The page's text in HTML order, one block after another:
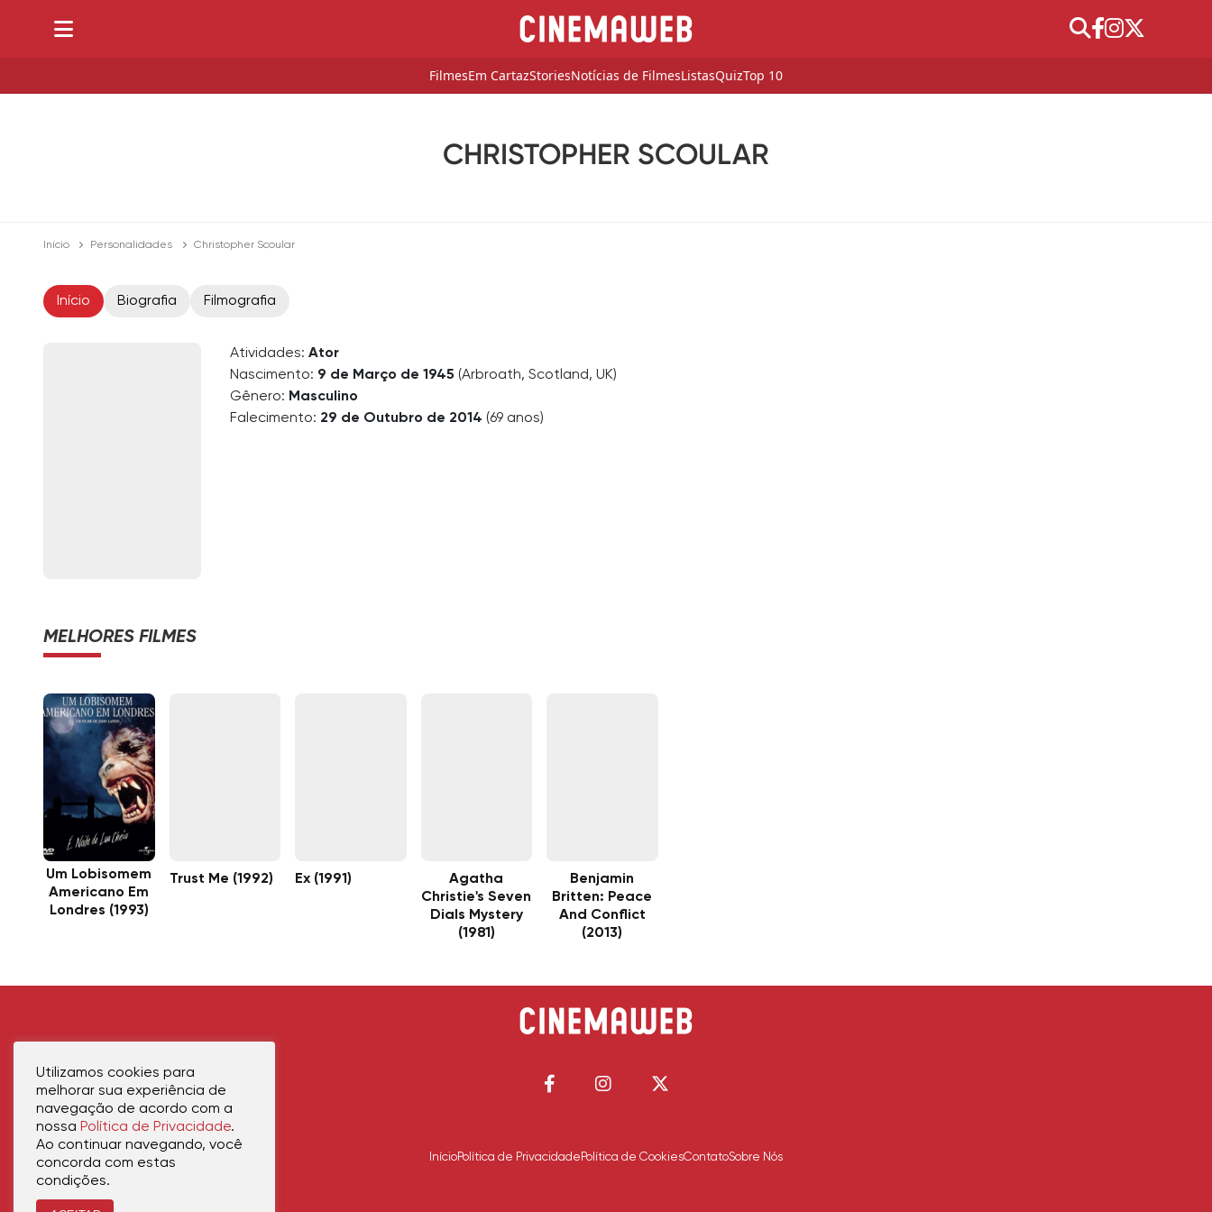
FilmesEm CartazStoriesNotícias de FilmesListasQuizTop 10
CHRISTOPHER SCOULAR
Início Personalidades Christopher Scoular
Início Biografia Filmografia
Atividades: Ator
Nascimento: 9 de Março de 1945 (Arbroath, Scotland, UK)
Gênero: Masculino
Falecimento: 29 de Outubro de 2014 (69 anos)
MELHORES FILMES
Um Lobisomem
Americano Em
Londres (1993)
Trust Me (1992) Ex (1991)
Agatha
Christie's Seven
Dials Mystery
(1981)
Benjamin
Britten: Peace
And Conflict
(2013)
InícioPolítica de Privacidade Política de CookiesContatoSobre Nós
Utilizamos cookies para
melhorar sua experiência de
navegação de acordo com a
nossa Política de Privacidade.
Ao continuar navegando, você
concorda com estas
condições.